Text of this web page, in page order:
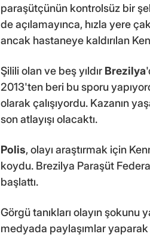
paraşütçünün kontrolsüz bir
de açılamayınca, hızla yere
ancak hastaneye kaldırılan
Şilili olan ve beş yıldır Brezilya
2013'ten beri bu sporu
olarak çalışıyordu. Kazanın
son atlayışı olacaktı.
Polis, olayı araştırmak için
koydu. Brezilya Paraşüt
başlattı.
Görgü tanıkları olayın
medyada paylaşımlar yaparak